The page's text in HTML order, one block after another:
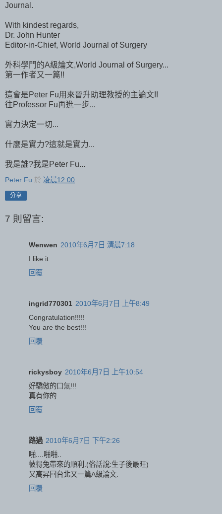
Journal.
With kindest regards,
Dr. John Hunter
Editor-in-Chief, World Journal of Surgery
外科學門的A級論文,World Journal of Surgery...
第一作者又一篇!!
這會是Peter Fu用來晉升助理教授的主論文!!
往Professor Fu再進一步...
實力決定一切...
什麼是實力?這就是實力...
我是誰?我是Peter Fu...
Peter Fu 於 凌晨12:00
分享
7 則留言:
Wenwen 2010年6月7日 清晨7:18
I like it
回覆
ingrid770301 2010年6月7日 上午8:49
Congratulation!!!!!
You are the best!!!
回覆
rickysboy 2010年6月7日 上午10:54
好驕傲的口氣!!!
真有你的
回覆
路過 2010年6月7日 下午2:26
啪....啪啪..
彼得兔帶來的順利.(俗話說:生子後最旺)
又高昇回台北又一篇A級論文.
回覆